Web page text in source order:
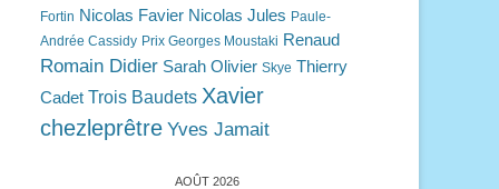
Fortin Nicolas Favier Nicolas Jules Paule-
Andrée Cassidy Prix Georges Moustaki Renaud
Romain Didier Sarah Olivier Skye Thierry
Cadet Trois Baudets Xavier
chezleprêtre Yves Jamait
AOÛT 2026